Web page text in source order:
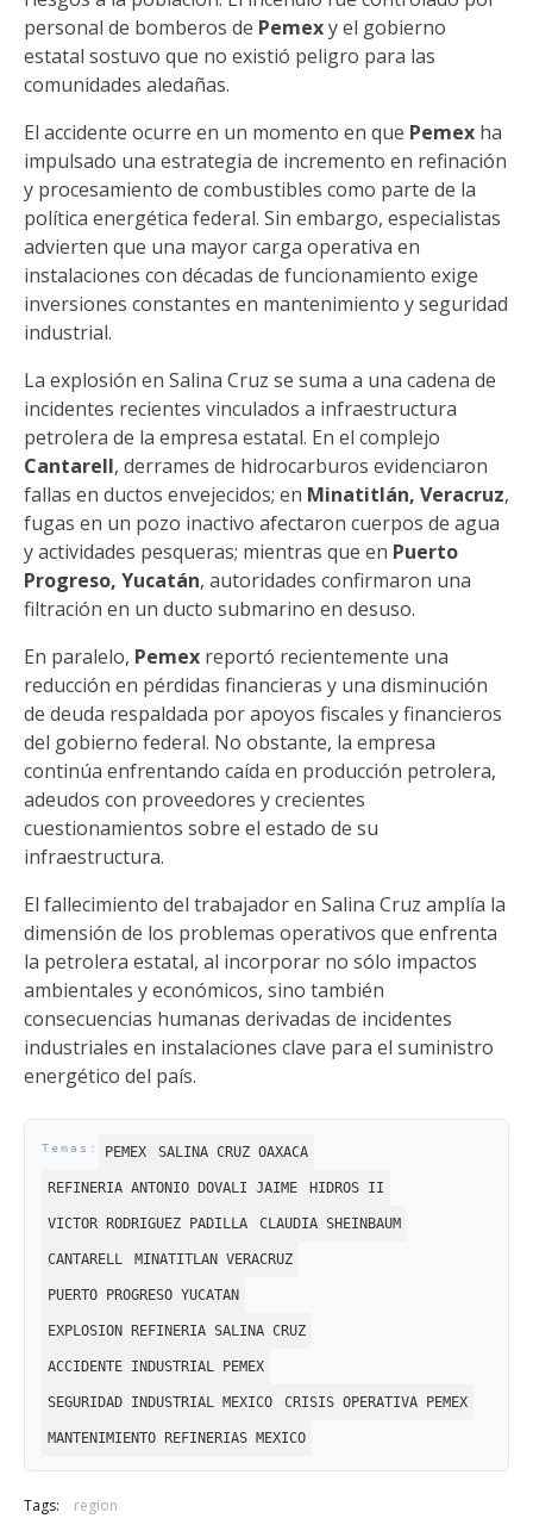
personal de bomberos de Pemexy el gobierno
estatal sostuvo que no existió peligro para las
comunidades aledañas.
El accidente ocurre en un momento en que Pemex ha
impulsado una estrategia de incremento en refinación
y procesamiento de combustibles como parte de la
política energética federal. Sin embargo, especialistas
advierten que una mayor carga operativa en
instalaciones con décadas de funcionamiento exige
inversiones constantes en mantenimiento y seguridad
industrial.
La explosión en Salina Cruz se suma a una cadena de
incidentes recientes vinculados a infraestructura
petrolera de la empresa estatal. En el complejo
Cantarell, derrames de hidrocarburos evidenciaron
fallas en ductos envejecidos; en Minatitlán, Veracruz,
fugas en un pozo inactivo afectaron cuerpos de agua
y actividades pesqueras; mientras que en Puerto
Progreso, Yucatán, autoridades confirmaron una
filtración en un ducto submarino en desuso.
En paralelo, Pemex reportó recientemente una
reducción en pérdidas financieras y una disminución
de deuda respaldada por apoyos fiscales y financieros
del gobierno federal. No obstante, la empresa
continúa enfrentando caída en producción petrolera,
adeudos con proveedores y crecientes
cuestionamientos sobre el estado de su
infraestructura.
El fallecimiento del trabajador en Salina Cruz amplía la
dimensión de los problemas operativos que enfrenta
la petrolera estatal, al incorporar no sólo impactos
ambientales y económicos, sino también
consecuencias humanas derivadas de incidentes
industriales en instalaciones clave para el suministro
energético del país.
PEMEX SALINA CRUZ OAXACA
REFINERIA ANTONIO DOVALI JAIME HIDROS II
VICTOR RODRIGUEZ PADILLA CLAUDIA SHEINBAUM
CANTARELL MINATITLAN VERACRUZ
PUERTO PROGRESO YUCATAN
EXPLOSION REFINERIA SALINA CRUZ
ACCIDENTE INDUSTRIAL PEMEX
SEGURIDAD INDUSTRIAL MEXICO CRISIS OPERATIVA PEMEX
MANTENIMIENTO REFINERIAS MEXICO
Tags: region